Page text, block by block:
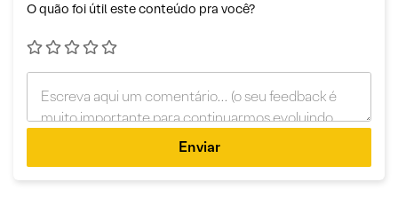
O quão foi útil este conteúdo pra você?
Enviar